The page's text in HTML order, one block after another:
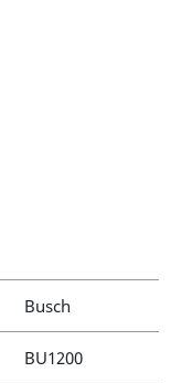
Busch
BU1200